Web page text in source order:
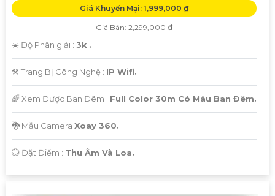
Giá Khuyến Mại: 1,999,000 ₫
Giá Bán: 2,299,000 ₫
☀️ Độ Phân giải : 3k .
⚒ Trang Bị Công Nghệ : IP Wifi.
🌈 Xem Được Ban Đêm : Full Color 30m Có Màu Ban Ðêm.
🐉️ Mẫu Camera Xoay 360.
️💮 Đặt Điểm : Thu Âm Và Loa.